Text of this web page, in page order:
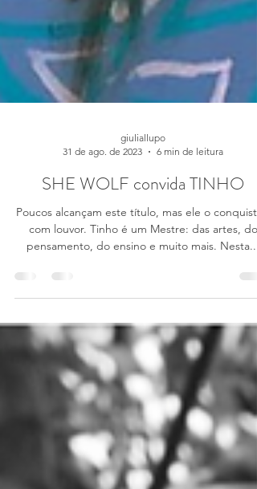
giuliallupo
31 de ago. de 2023
6 min de leitura
SHE WOLF convida TINHO
Poucos alcançam este título, mas ele o
pensamento, do ensino e muito mais. Nesta...